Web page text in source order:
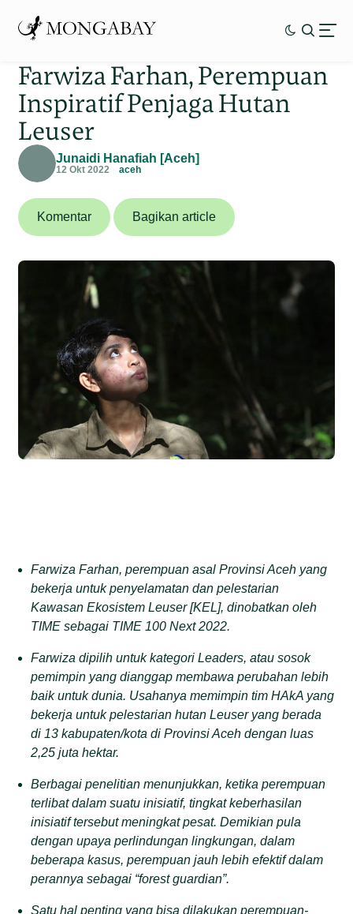
Farwiza Farhan, Perempuan
Inspiratif Penjaga Hutan
Leuser
Junaidi Hanafiah [Aceh]
12 Okt 2022 aceh
Komentar Bagikan article
Farwiza Farhan, perempuan asal Provinsi Aceh yang
bekerja untuk penyelamatan dan pelestarian
Kawasan Ekosistem Leuser [KEL], dinobatkan oleh
TIME sebagai TIME 100 Next 2022.
Farwiza dipilih untuk kategori Leaders, atau sosok
pemimpin yang dianggap membawa perubahan lebih
baik untuk dunia. Usahanya memimpin tim HAkA yang
bekerja untuk pelestarian hutan Leuser yang berada
di 13 kabupaten/kota di Provinsi Aceh dengan luas
2,25 juta hektar.
Berbagai penelitian menunjukkan, ketika perempuan
terlibat dalam suatu inisiatif, tingkat keberhasilan
inisiatif tersebut meningkat pesat. Demikian pula
dengan upaya perlindungan lingkungan, dalam
beberapa kasus, perempuan jauh lebih efektif dalam
perannya sebagai “forest guardian”.
Satu hal penting yang bisa dilakukan perempuan-